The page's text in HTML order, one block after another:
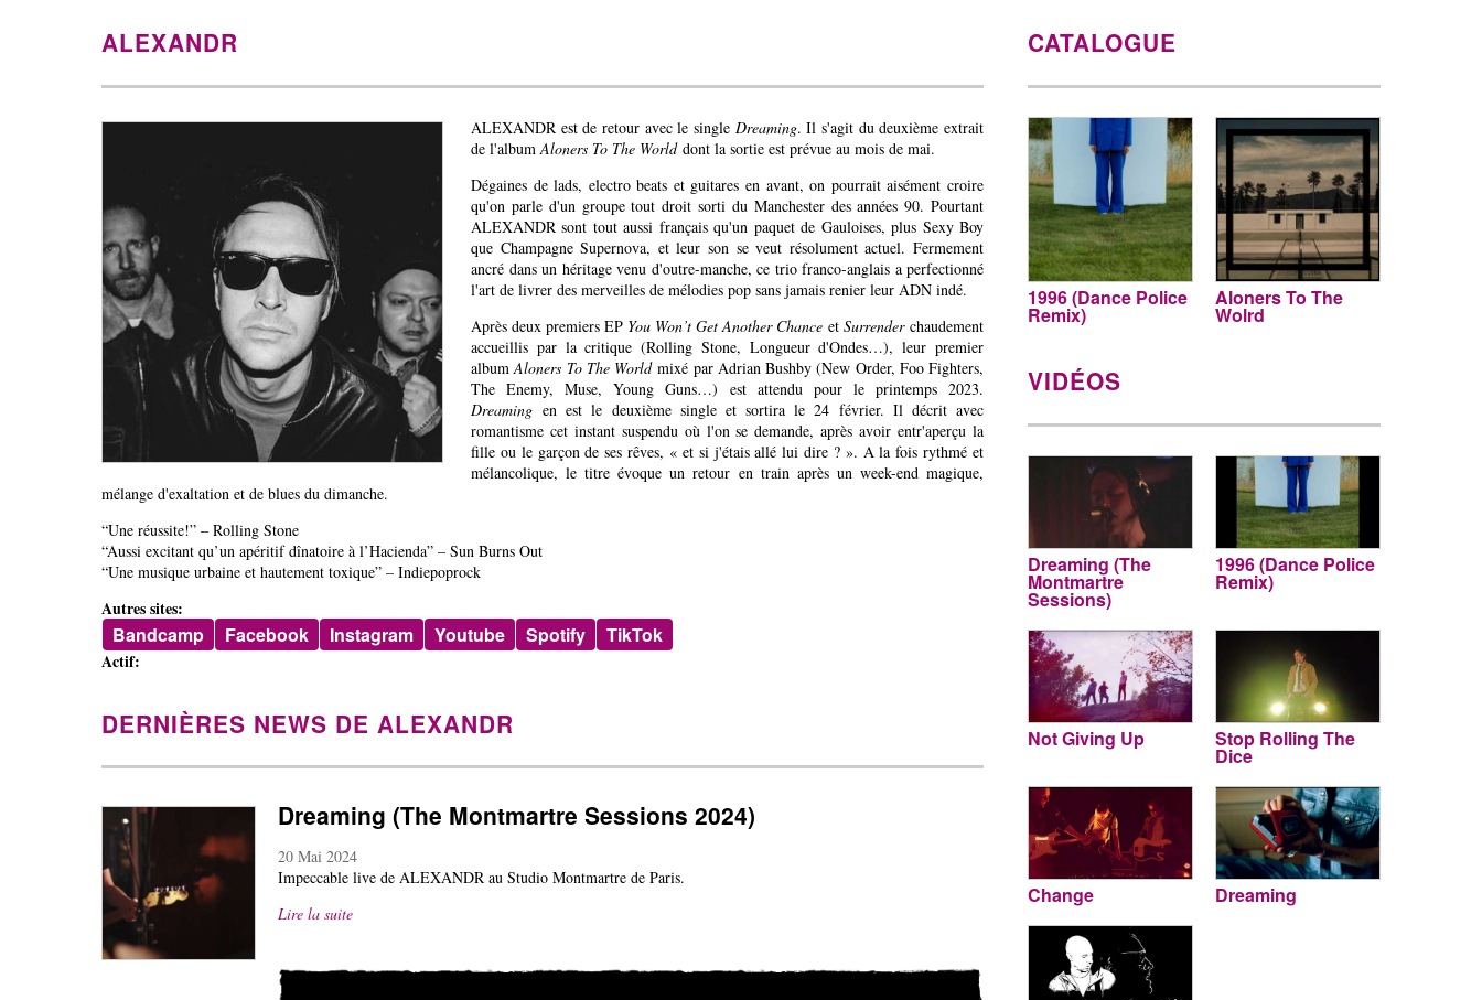
ALEXANDR
ALEXANDR est de retour avec le single Dreaming. Il s'agit du deuxième extrait
de l'albumAloners To The Worlddont la sortie est prévue au mois de mai.
Dégaines de lads, electro beats et guitares en avant, on pourrait aisément croire
qu'on parle d'un groupe tout droit sorti du Manchester des années 90. Pourtant
ALEXANDR sont tout aussi français qu'un paquet de Gauloises, plus Sexy Boy
que Champagne Supernova, et leur son se veut résolument actuel. Fermement
ancré dans un héritage venu d'outre-manche, ce trio franco-anglais a perfectionné
l'art de livrer des merveilles de mélodies pop sans jamais renier leur ADN indé.
Après deux premiers EP You Won’t Get Another Chance et Surrenderchaudement
accueillis par la critique (Rolling Stone, Longueur d'Ondes…), leur premier
albumAloners To The Worldmixé par Adrian Bushby (New Order, Foo Fighters,
The Enemy, Muse, Young Guns…) est attendu pour le printemps 2023.
Dreaming en est le deuxième single et sortira le 24 février. Il décrit avec
romantisme cet instant suspendu où l'on se demande, après avoir entr'aperçu la
fille ou le garçon de ses rêves, « et si j'étais allé lui dire ? ». A la fois rythmé et
mélancolique, le titre évoque un retour en train après un week-end magique,
mélange d'exaltation et de blues du dimanche.
“Une réussite!” – Rolling Stone
“Aussi excitant qu’un apéritif dînatoire à l’Hacienda” – Sun Burns Out
“Une musique urbaine et hautement toxique” – Indiepoprock
Autres sites:
Bandcamp Facebook Instagram Youtube Spotify TikTok
Actif:
DERNIÈRES NEWS DE ALEXANDR
Dreaming (The Montmartre Sessions 2024)
20 Mai 2024
Impeccable live de ALEXANDR au Studio Montmartre de Paris.
Lire la suite
CATALOGUE
1996 (Dance Police
Remix)
Aloners To The
Wolrd
VIDÉOS
Dreaming (The
Montmartre
Sessions)
1996 (Dance Police
Remix)
Not Giving Up Stop Rolling The
Dice
Change Dreaming